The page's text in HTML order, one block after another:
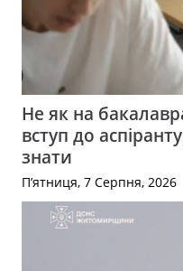
Не як на
вступ до
знати
П’ятниця, 7 Серпня, 2026